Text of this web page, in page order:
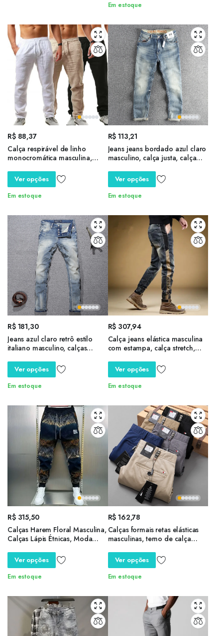
Em estoque
R$88,37
Calça respirável de linho
monocromática masculina,
moletom de corrida, streetwear
verão
Ver opções
Em estoque
R$ 113,21
Jeans jeans bordado azul claro
masculino, calça justa, calça
primavera, lavada, jovem,
2024
Ver opções
Em estoque
R$181,30
Jeans azul claro retrô estilo
italiano masculino, calças
elástico, calças jeans de grife
vintage, botões fashion
Ver opções
Em estoque
R$ 307,94
Calça jeans elástica masculina
com estampa, calça stretch,
outono coreana, tendência
inverno, Y2k, 2022
Ver opções
Em estoque
R$315,50
Calças Harem Floral Masculina,
Calças Lápis Étnicas, Moda
Alta Qualidade
Ver opções
Em estoque
R$ 162,78
Calças formais retas elásticas
masculinas, terno de calça
negócios, moda outono,
primavera, tamanho maior 30-
40
Ver opções
Em estoque